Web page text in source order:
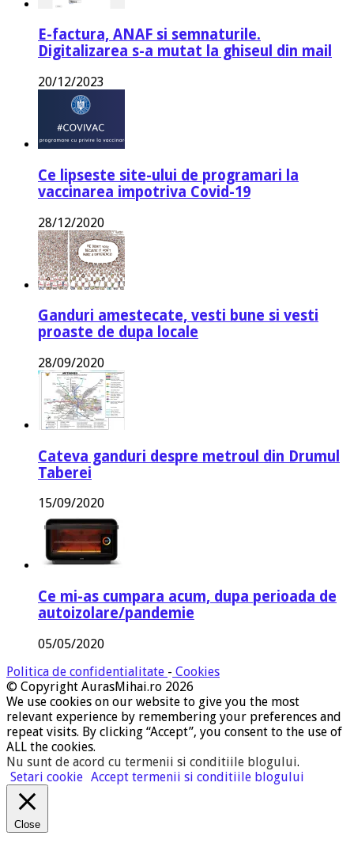
E-factura, ANAF si semnaturile.
Digitalizarea s-a mutat la ghiseul din mail
20/12/2023
Ce lipseste site-ului de programari la
vaccinarea impotriva Covid-19
28/12/2020
Ganduri amestecate, vesti bune si vesti
proaste de dupa locale
28/09/2020
Cateva ganduri despre metroul din Drumul
Taberei
15/09/2020
Ce mi-as cumpara acum, dupa perioada de
autoizolare/pandemie
05/05/2020
Politica de confidentialitate - Cookies
© Copyright AurasMihai.ro 2026
We use cookies on our website to give you the most
relevant experience by remembering your preferences and
repeat visits. By clicking “Accept”, you consent to the use of
ALL the cookies.
Nu sunt de acord cu termenii si conditiile blogului.
Setari cookie Accept termenii si conditiile blogului
Close